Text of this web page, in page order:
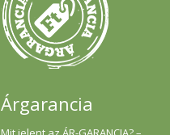
Árgarancia